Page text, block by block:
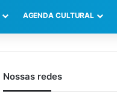
AGENDA CULTURAL
Nossas redes